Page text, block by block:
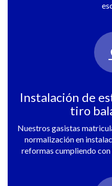
Instalación de
tiro
Nuestros gasistas
normalización en
reformas cumpliendo con